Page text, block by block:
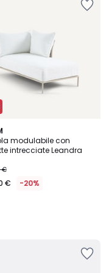
modulabile con
intrecciate Leandra
€
€ -20%